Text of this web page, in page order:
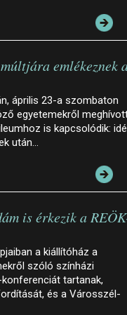
emlékeznek
április 23-a szombaton
egyetemekről
is kapcsolódik:
után…
is érkezik a
a kiállítóház a
szóló színházi
tartanak,
és a Városszél-